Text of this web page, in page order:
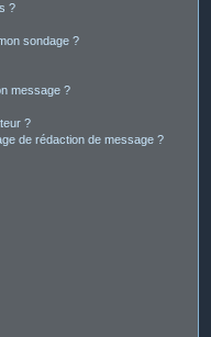
?
sondage ?
message ?
?
de rédaction de message ?